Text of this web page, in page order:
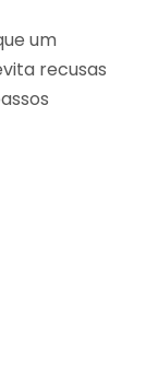
um
recusas